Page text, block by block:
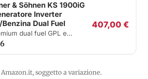
& Söhnen KS 1900iG
Inverter
Benzina Dual Fuel
dual fuel GPL e
407,00 €
soggetto a variazione.